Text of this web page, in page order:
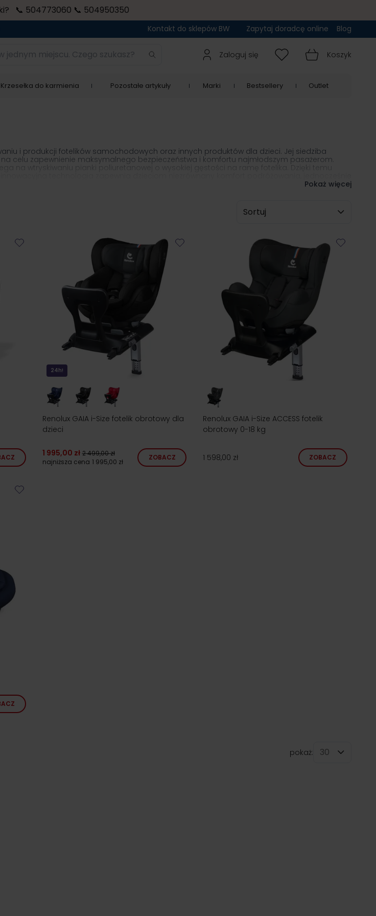
📞 504773060 📞 504950350
Kontakt do sklepów BW Zapytaj doradcę online Blog
miejscu. Czego szukasz? Zaloguj się Koszyk
Krzesełka do karmienia Pozostałe artykuły Marki Bestsellery Outlet
i produkcji fotelików samochodowych oraz innych produktów dla dzieci. Jej siedziba
celu zapewnienie maksymalnego bezpieczeństwa i komfortu najmłodszym pasażerom.
na wtryskiwaniu pianki poliuretanowej o wysokiej gęstości na ramę fotelika. Dzięki temu
Pokaż więcej
Sortuj wg
24h!
Renolux GAIA i-Size fotelik obrotowy dla
dzieci
1 995,00 zł 2 499,00 zł
najniższa cena 1 995,00 zł
ZOBACZ
Renolux GAIA i-Size ACCESS fotelik
obrotowy 0-18 kg
1 598,00 zł ZOBACZ
pokaż: